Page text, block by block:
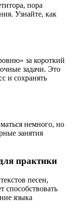
пора
Узнайте, как
за короткий
задачи. Это
и сохранять
немного, но
занятия
практики
песен,
способствовать
языка